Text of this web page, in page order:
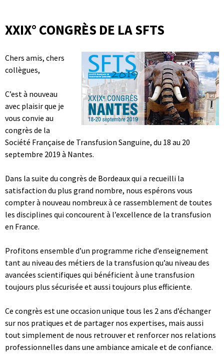
XXIX° CONGRÈS DE LA SFTS
Chers amis, chers
collègues,
C’est à nouveau
avec plaisir que je
vous convie au
congrès de la
Société Française de Transfusion Sanguine, du 18 au 20
septembre 2019 à Nantes.
Dans la suite du congrès de Bordeaux qui a recueilli la
satisfaction du plus grand nombre, nous espérons vous
compter à nouveau nombreux à ce rassemblement de toutes
les disciplines qui concourent à l’excellence de la transfusion
en France.
Profitons ensemble d’un programme riche d’enseignement
tant au niveau des métiers de la transfusion qu’au niveau des
avancées scientifiques qui bénéficient à une transfusion
toujours plus sécurisée et aussi toujours plus efficiente.
Ce congrès est une occasion unique tous les 2 ans d’échanger
sur nos pratiques et de partager nos expertises, mais aussi
tout simplement de nous retrouver et renforcer nos relations
professionnelles dans une ambiance amicale et de confiance.